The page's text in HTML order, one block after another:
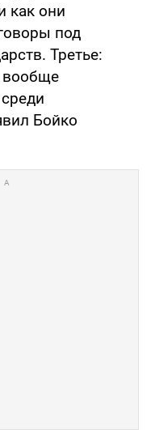
как они
под
Третье:
вообще
Бойко